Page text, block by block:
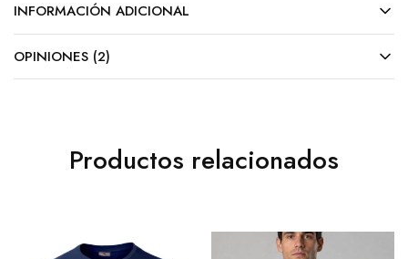
INFORMACIÓN ADICIONAL
OPINIONES (2)
Productos relacionados